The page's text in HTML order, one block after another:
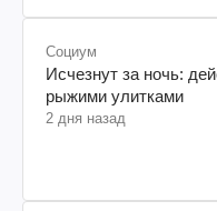
Социум
Исчезнут за ночь:
рыжими улитками
2 дня назад